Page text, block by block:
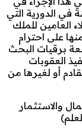
في الدورية التي
العامين للملك
شتنبر 2025، حرصا منها على احترام
برقيات البحث
العقوبات
أو لغيرها من
والاستثمار